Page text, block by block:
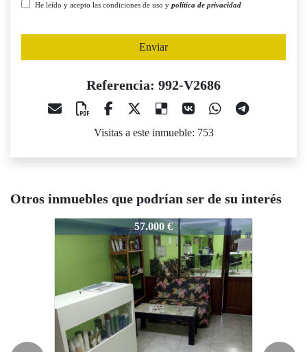
He leído y acepto las condiciones de uso y política de privacidad
Enviar
Referencia: 992-V2686
Visitas a este inmueble: 753
Otros inmuebles que podrían ser de su interés
992-V2686
57.000 €
992-V2686 59.000 €